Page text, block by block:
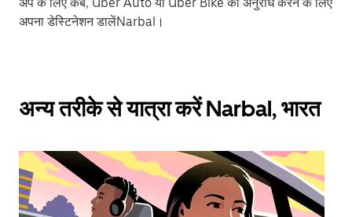
अप के लिए कैब, Uber Auto या Uber Bike का अनुरोध करने के लिए
अपना डेस्टिनेशन डालेंNarbal।
अन्य तरीके से यात्रा करें Narbal, भारत